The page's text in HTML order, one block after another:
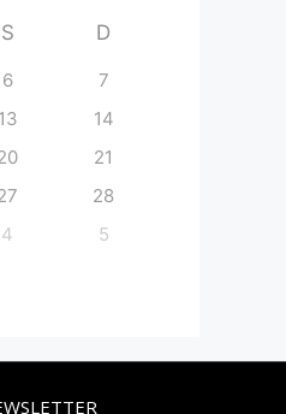
S D
6
7
13
14
21
28
4 5